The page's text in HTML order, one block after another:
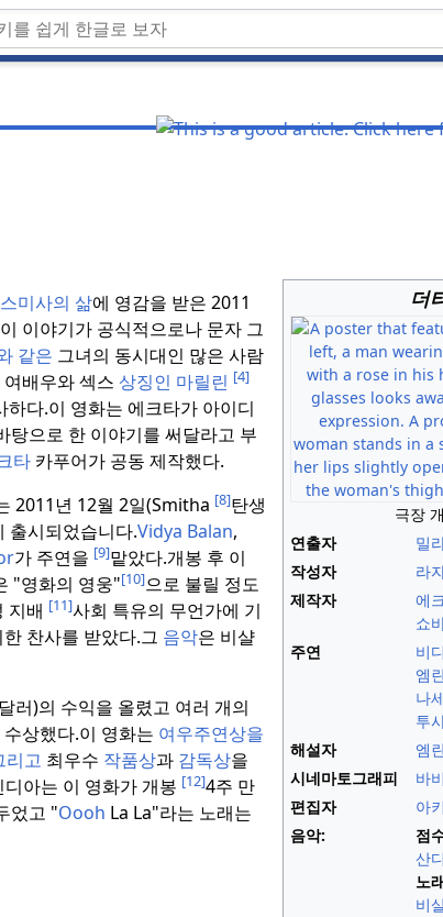
더
극장
연출자
밀
작성자
라
제작자
에
쇼
주연
비
엠
나
투
해설자
엠
시네마토그래피
바
편집자
아
음악:
점
산
노
비
스미사의 삶에 영감을 받은 2011
이야기가 공식적으로나 문자 그
같은 그녀의 동시대인 많은 사람
배우와 섹스 상징인 마릴린 [4]
하다.이 영화는 에크타가 아이디
탕으로 한 이야기를 써달라고 부
타 카푸어가 공동 제작했다.
2011년 12월 2일(Smitha [8]탄생
출시되었습니다.Vidya Balan,
가 주연을 [9]맡았다.개봉 후 이
"영화의 영웅"[10]으로 불릴 정도
지배 [11]사회 특유의 무언가에 기
찬사를 받았다.그 음악은 비샬
러)의 수익을 올렸고 여러 개의
상했다.이 영화는 여우주연상을
리고 최우수 작품상과 감독상을
디아는 이 영화가 개봉 [12]4주 만
었고 "Oooh La La"라는 노래는